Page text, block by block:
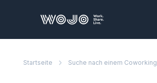
WOJO
Startseite Suche nach einem Coworking